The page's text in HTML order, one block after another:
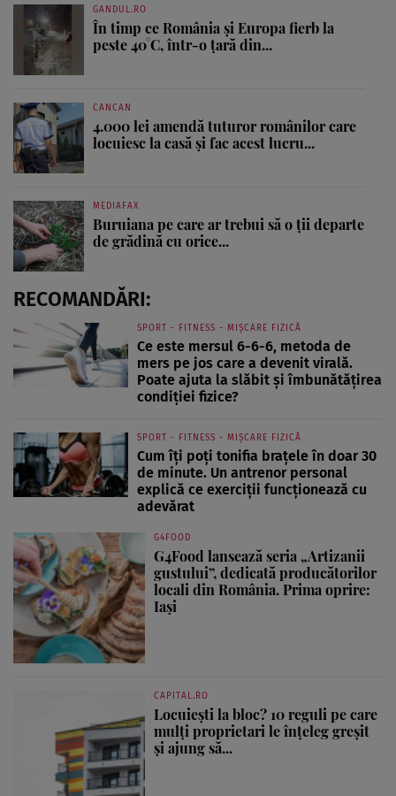
GANDUL.RO
În timp ce România și Europa fierb la
peste 40°C, într-o țară din...
CANCAN
4.000 lei amendă tuturor românilor care
locuiesc la casă și fac acest lucru...
MEDIAFAX
Buruiana pe care ar trebui să o ții departe
de grădină cu orice...
RECOMANDĂRI:
SPORT - FITNESS - MIȘCARE FIZICĂ
Ce este mersul 6-6-6, metoda de
mers pe jos care a devenit virală.
Poate ajuta la slăbit și îmbunătățirea
condiției fizice?
SPORT - FITNESS - MIȘCARE FIZICĂ
Cum îți poți tonifia brațele în doar 30
de minute. Un antrenor personal
explică ce exerciții funcționează cu
adevărat
G4FOOD
G4Food lansează seria „Artizanii
gustului”, dedicată producătorilor
locali din România. Prima oprire:
Iași
CAPITAL.RO
Locuiești la bloc? 10 reguli pe care
mulți proprietari le înțeleg greșit
și ajung să...